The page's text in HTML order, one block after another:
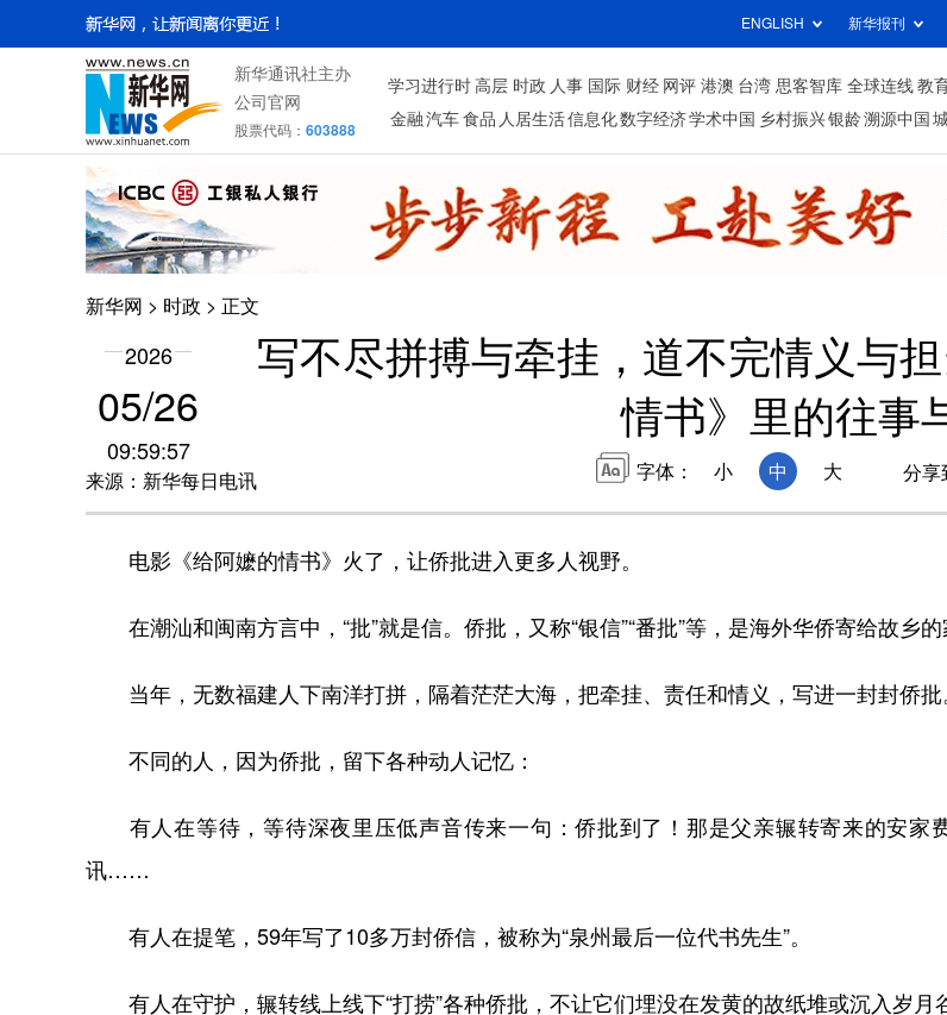
ENGLISH 新华报刊
新华通讯社主办
公司官网
股票代码： 603888
学习进行时 高层 时政 人事 国际 财经 网评 港澳 台湾 思客智库 全球连线 教
金融 汽车 食品 人居生活信息化数字经济学术中国 乡村振兴银龄溯源中国
新华网 > 时政 > 正文
2026
05/26
09:59:57
来源：新华每日电讯
写不尽拼搏与牵挂，道不完情义与
情书》里的往事
字体： 小 中 大 分享
电影《给阿嬷的情书》火了，让侨批进入更多人视野。
在潮汕和闽南方言中，“批”就是信。侨批，又称“银信”“番批”等，是海外华侨寄给故乡的
当年，无数福建人下南洋打拼，隔着茫茫大海，把牵挂、责任和情义，写进一封封侨批
不同的人，因为侨批，留下各种动人记忆：
有人在等待，等待深夜里压低声音传来一句：侨批到了！那是父亲辗转寄来的安家
讯……
有人在提笔，59年写了10多万封侨信，被称为“泉州最后一位代书先生”。
有人在守护，辗转线上线下“打捞”各种侨批，不让它们埋没在发黄的故纸堆或沉入岁月